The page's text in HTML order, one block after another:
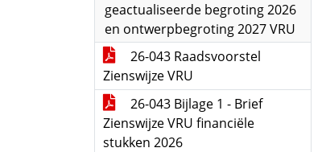
geactualiseerde begroting 2026
en ontwerpbegroting 2027 VRU
26-043 Raadsvoorstel
Zienswijze VRU
26-043 Bijlage 1 - Brief
Zienswijze VRU financiële
stukken 2026